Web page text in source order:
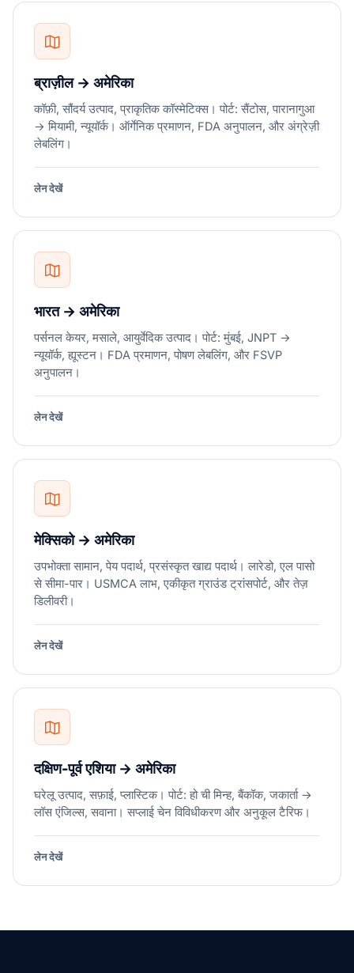
ब्राज़ील → अमेरिका
कॉफ़ी, सौंदर्य उत्पाद, प्राकृतिक कॉस्मेटिक्स। पोर्ट: सैंटोस, पारानागुआ
→ मियामी, न्यूयॉर्क। ऑर्गेनिक प्रमाणन, FDA अनुपालन, और अंग्रेज़ी
लेबलिंग।
लेन देखें
भारत → अमेरिका
पर्सनल केयर, मसाले, आयुर्वेदिक उत्पाद। पोर्ट: मुंबई, JNPT →
न्यूयॉर्क, ह्यूस्टन। FDA प्रमाणन, पोषण लेबलिंग, और FSVP
अनुपालन।
लेन देखें
मेक्सिको → अमेरिका
उपभोक्ता सामान, पेय पदार्थ, प्रसंस्कृत खाद्य पदार्थ। लारेडो, एल पासो
से सीमा-पार। USMCA लाभ, एकीकृत ग्राउंड ट्रांसपोर्ट, और तेज़
डिलीवरी।
लेन देखें
दक्षिण-पूर्व एशिया → अमेरिका
घरेलू उत्पाद, सफ़ाई, प्लास्टिक। पोर्ट: हो ची मिन्ह, बैंकॉक, जकार्ता →
लॉस एंजिल्स, सवाना। सप्लाई चेन विविधीकरण और अनुकूल टैरिफ।
लेन देखें